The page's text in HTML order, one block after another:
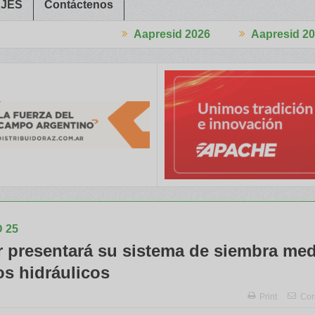
Contáctenos
Aapresid 2026 Aapresid 2026
25
presentará su sistema de siembra
hidráulicos
Print